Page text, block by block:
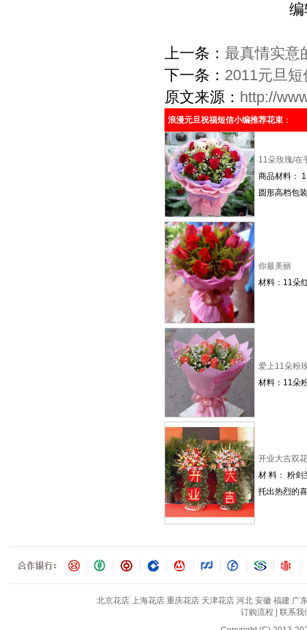
上一条： 最真情实意
下一条： 2011元旦
原文来源： http://
浪漫元旦祝福短信小编推荐花束 ：
11朵玫瑰/在
商品材料：
圆形高档包
你最美丽
材料：11朵
爱上11朵粉
材料：11朵
开业大吉双
材 料： 粉剑
托出热烈的
北京花店 上海花店 重庆花店 天津花店 河北 安徽 福建 广
订购流程
联系我